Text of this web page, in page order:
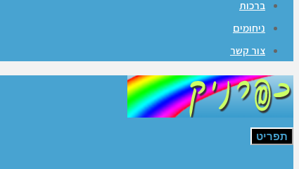
ברכות
ניחומים
צור קשר
תפריט